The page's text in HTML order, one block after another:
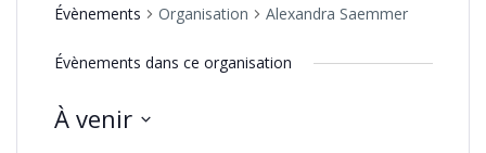
Évènements Organisation Alexandra Saemmer
Évènements dans ce organisation
À venir